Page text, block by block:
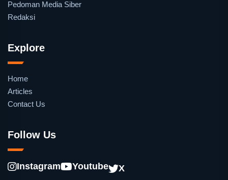
Pedoman Media Siber
Redaksi
Explore
Home
Articles
Contact Us
Follow Us
Instagram Youtube X